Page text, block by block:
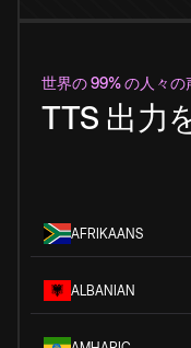
世界の 99% の人々の
TTS 出力
AFRIKAANS
ALBANIAN